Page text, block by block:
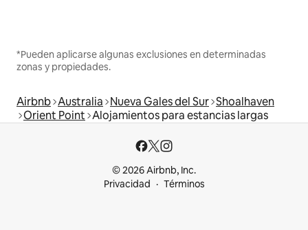
*Pueden aplicarse algunas exclusiones en determinadas
zonas y propiedades.
Airbnb Australia Nueva Gales del Sur Shoalhaven
Orient Point Alojamientos para estancias largas
© 2026 Airbnb, Inc.
Privacidad
Términos